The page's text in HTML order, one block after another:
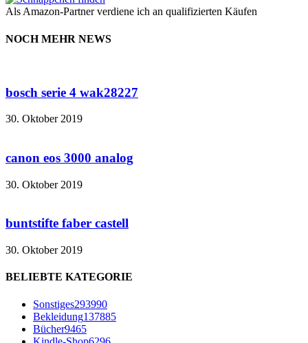
Als Amazon-Partner verdiene ich an qualifizierten Käufen
NOCH MEHR NEWS
bosch serie 4 wak28227
30. Oktober 2019
canon eos 3000 analog
30. Oktober 2019
buntstifte faber castell
30. Oktober 2019
BELIEBTE KATEGORIE
Sonstiges293990
Bekleidung137885
Bücher9465